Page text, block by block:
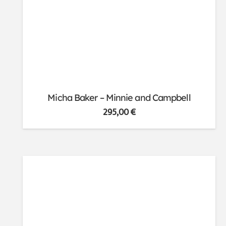
Micha Baker – Minnie and Campbell
295,00€